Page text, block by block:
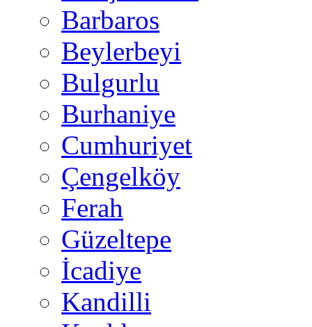
Barbaros
Beylerbeyi
Bulgurlu
Burhaniye
Cumhuriyet
Çengelköy
Ferah
Güzeltepe
İcadiye
Kandilli